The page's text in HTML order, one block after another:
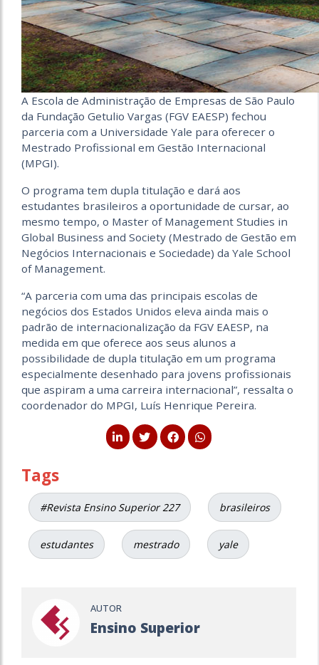
A Escola de Administração de Empresas de São Paulo
da Fundação Getulio Vargas (FGV EAESP) fechou
parceria com a Universidade Yale para oferecer o
Mestrado Profissional em Gestão Internacional
(MPGI).
O programa tem dupla titulação e dará aos
estudantes brasileiros a oportunidade de cursar, ao
mesmo tempo, o Master of Management Studies in
Global Business and Society (Mestrado de Gestão em
Negócios Internacionais e Sociedade) da Yale School
of Management.
“A parceria com uma das principais escolas de
negócios dos Estados Unidos eleva ainda mais o
padrão de internacionalização da FGV EAESP, na
medida em que oferece aos seus alunos a
possibilidade de dupla titulação em um programa
especialmente desenhado para jovens profissionais
que aspiram a uma carreira internacional”, ressalta o
coordenador do MPGI, Luís Henrique Pereira.
Tags
#Revista Ensino Superior 227 brasileiros
estudantes mestrado yale
AUTOR
Ensino Superior